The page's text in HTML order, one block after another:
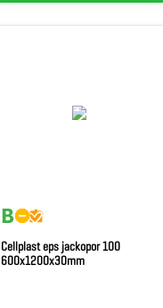
Cellplast eps jackopor 100
600x1200x30mm